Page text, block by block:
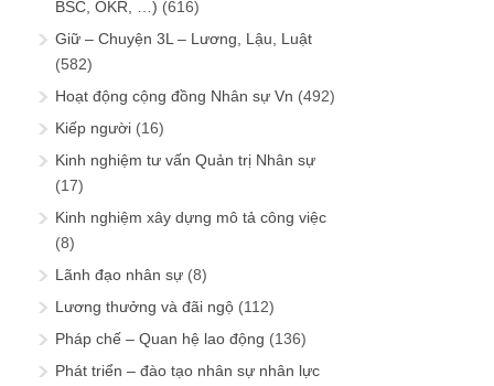
BSC, OKR, …) (616)
Giữ – Chuyện 3L – Lương, Lậu, Luật
(582)
Hoạt động cộng đồng Nhân sự Vn (492)
Kiếp người (16)
Kinh nghiệm tư vấn Quản trị Nhân sự
(17)
Kinh nghiệm xây dựng mô tả công việc
(8)
Lãnh đạo nhân sự (8)
Lương thưởng và đãi ngộ (112)
Pháp chế – Quan hệ lao động (136)
Phát triển – đào tạo nhân sự nhân lực